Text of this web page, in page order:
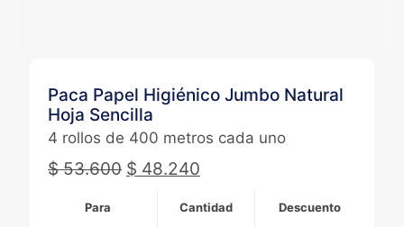
Paca Papel Higiénico Jumbo Natural
Hoja Sencilla
4 rollos de 400 metros cada uno
$53.600 $ 48.240
Para Cantidad Descuento